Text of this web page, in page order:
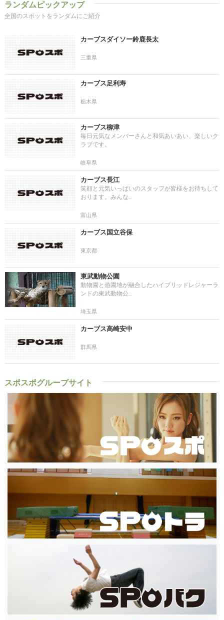
ランダムピックアップ
全国のスポットをランダムにご紹介
カーブスダイソー鈴鹿長太
三重県
カーブス足利寿
栃木県
カーブス柳津
毎日元気なメンバーさんと和気あいあい、楽しいク
ラブです。
岐阜県
カーブス長江
笑顔と元気いっぱいのスタッフが皆様をお待ちして
おります。みんな..
富山県
カーブス国立谷保
東京都
東武動物公園
動物園と遊園地が融合したハイブリッドレジャーラ
ンドの東武動物公..
埼玉県
カーブス高崎安中
群馬県
スポスポグループサイト